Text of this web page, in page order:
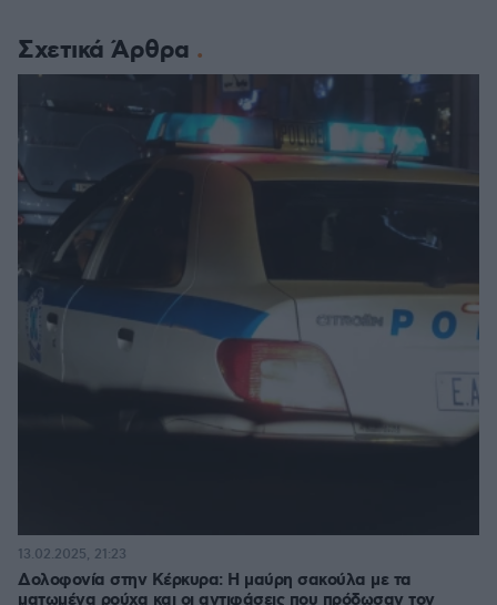
Σχετικά Άρθρα
Δολοφονία στην Κέρκυρα: Η μαύρη σακούλα με τα
ματωμένα ρούχα και οι αντιφάσεις που πρόδωσαν τον
13.02.2025, 21:23